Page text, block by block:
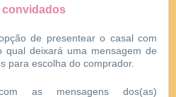
convidados
de presentear o casal com
qual deixará uma mensagem de
para escolha do comprador.
as mensagens dos(as)